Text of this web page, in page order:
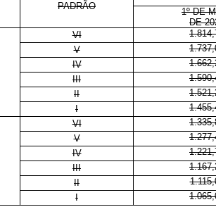
PADRÃO
1º DE
DE
VI
V
IV
III
II
I
VI
V
IV
III
II
I